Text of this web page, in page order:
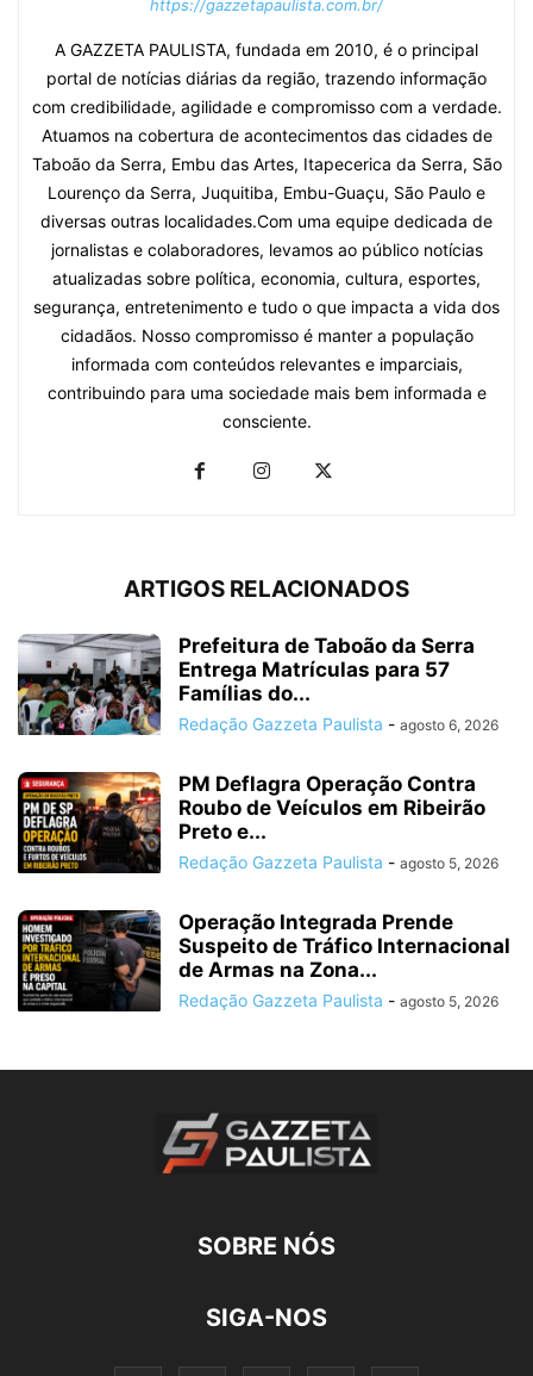
https://gazzetapaulista.com.br/
A GAZZETA PAULISTA, fundada em 2010, é o principal
portal de notícias diárias da região, trazendo informação
com credibilidade, agilidade e compromisso com a verdade.
Atuamos na cobertura de acontecimentos das cidades de
Taboão da Serra, Embu das Artes, Itapecerica da Serra, São
Lourenço da Serra, Juquitiba, Embu-Guaçu, São Paulo e
diversas outras localidades.Com uma equipe dedicada de
jornalistas e colaboradores, levamos ao público notícias
atualizadas sobre política, economia, cultura, esportes,
segurança, entretenimento e tudo o que impacta a vida dos
cidadãos. Nosso compromisso é manter a população
informada com conteúdos relevantes e imparciais,
contribuindo para uma sociedade mais bem informada e
consciente.
ARTIGOS RELACIONADOS
Prefeitura de Taboão da Serra
Entrega Matrículas para 57
Famílias do...
Redação Gazzeta Paulista - agosto 6, 2026
PM Deflagra Operação Contra
Roubo de Veículos em Ribeirão
Preto e...
Redação Gazzeta Paulista - agosto 5, 2026
Operação Integrada Prende
Suspeito de Tráfico Internacional
de Armas na Zona...
Redação Gazzeta Paulista - agosto 5, 2026
SOBRE NÓS
SIGA-NOS